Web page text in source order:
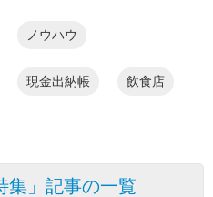
ノウハウ
現金出納帳 飲食店
集」記事の一覧